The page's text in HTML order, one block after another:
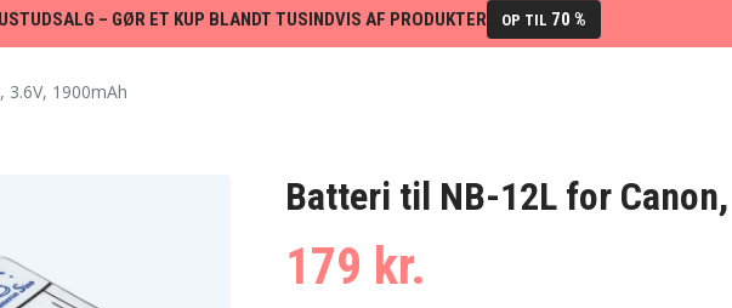
– GØR ET KUP BLANDT TUSINDVIS AF PRODUKTER OP TIL 70 %
3.6V, 1900mAh
Batteri til NB-12L for
179 kr.